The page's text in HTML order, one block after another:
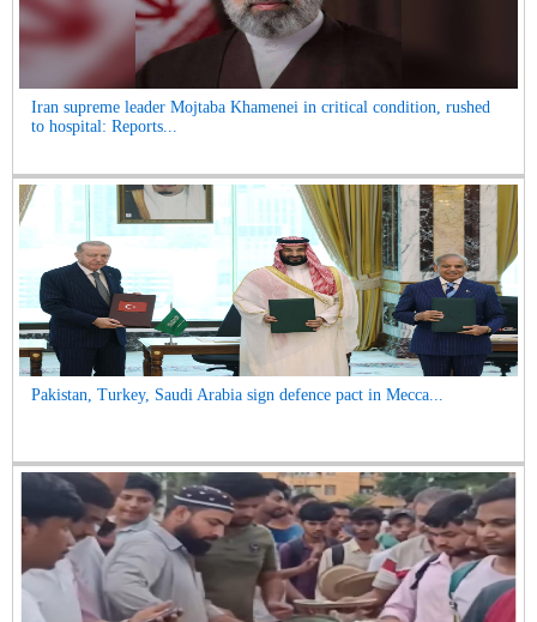
Iran supreme leader Mojtaba Khamenei in critical condition, rushed
to hospital: Reports...
Pakistan, Turkey, Saudi Arabia sign defence pact in Mecca...